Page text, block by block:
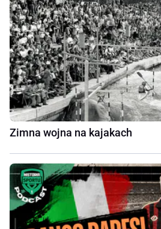
Zimna wojna na kajakach